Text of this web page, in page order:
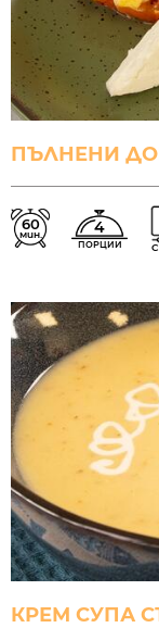
ПЪЛНЕНИ
60
мин. 4
ПОРЦИИ
КРЕМ СУПА